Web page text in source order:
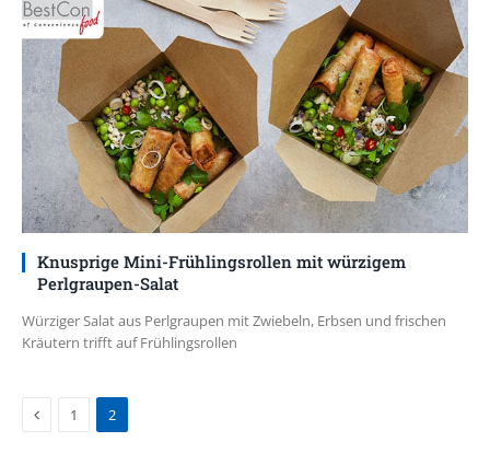
Knusprige Mini-Frühlingsrollen mit würzigem
Perlgraupen-Salat
Würziger Salat aus Perlgraupen mit Zwiebeln, Erbsen und frischen
Kräutern trifft auf Frühlingsrollen
Previous
1 2